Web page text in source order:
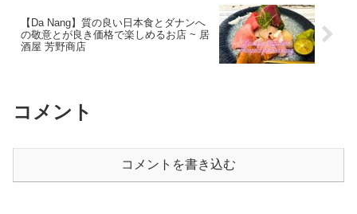
【Da Nang】質の良い日本食とダナンへ
の敬意とが良き価格で楽しめるお店 ~ 居
酒屋 芳野商店
コメント
コメントを書き込む